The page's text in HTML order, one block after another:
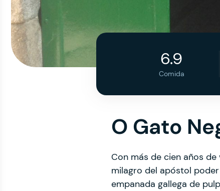
6.9
Comida
O Gato
Con más de cien años
milagro del apóstol
empanada gallega de